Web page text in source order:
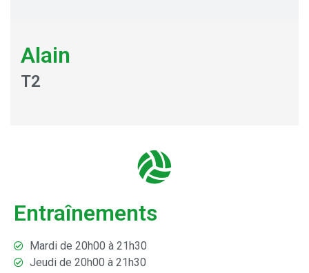
Alain
T2
Entraînements
Mardi de 20h00 à 21h30
Jeudi de 20h00 à 21h30